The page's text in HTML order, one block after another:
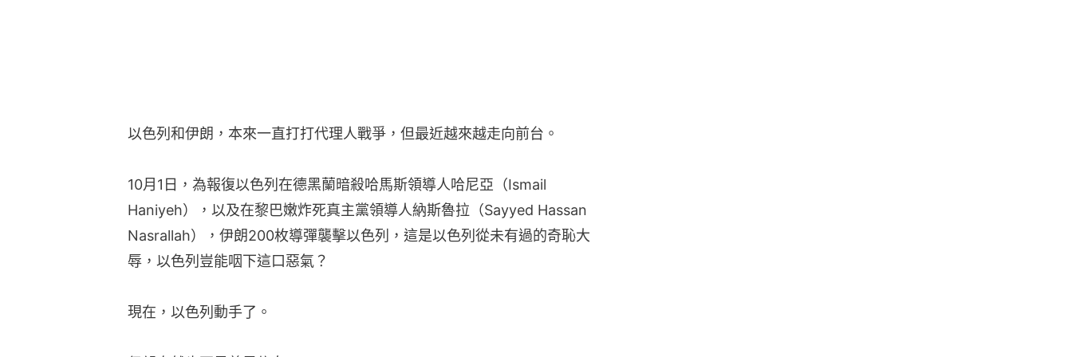
伊朗此前就警告以色列，不要對伊朗輕舉妄動。德黑蘭官員也警告：如果以
色列造成了重大傷害，伊朗將展開報復，不排除發射1000枚彈道導彈。謹慎
起見，以軍也宣布，「我們的防禦和進攻能力」已經充分調動起來。美軍也